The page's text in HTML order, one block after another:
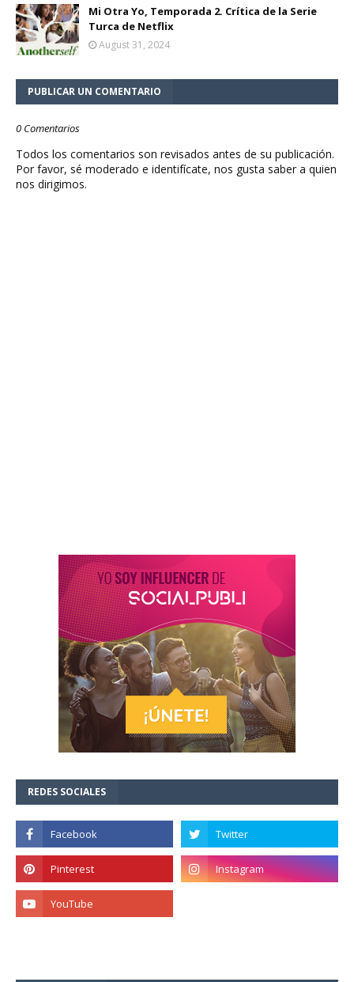
Mi Otra Yo, Temporada 2. Crítica de la Serie
Turca de Netflix
August 31, 2024
PUBLICAR UN COMENTARIO
0 Comentarios
Todos los comentarios son revisados antes de su publicación.
Por favor, sé moderado e identifícate, nos gusta saber a quien
nos dirigimos.
REDES SOCIALES